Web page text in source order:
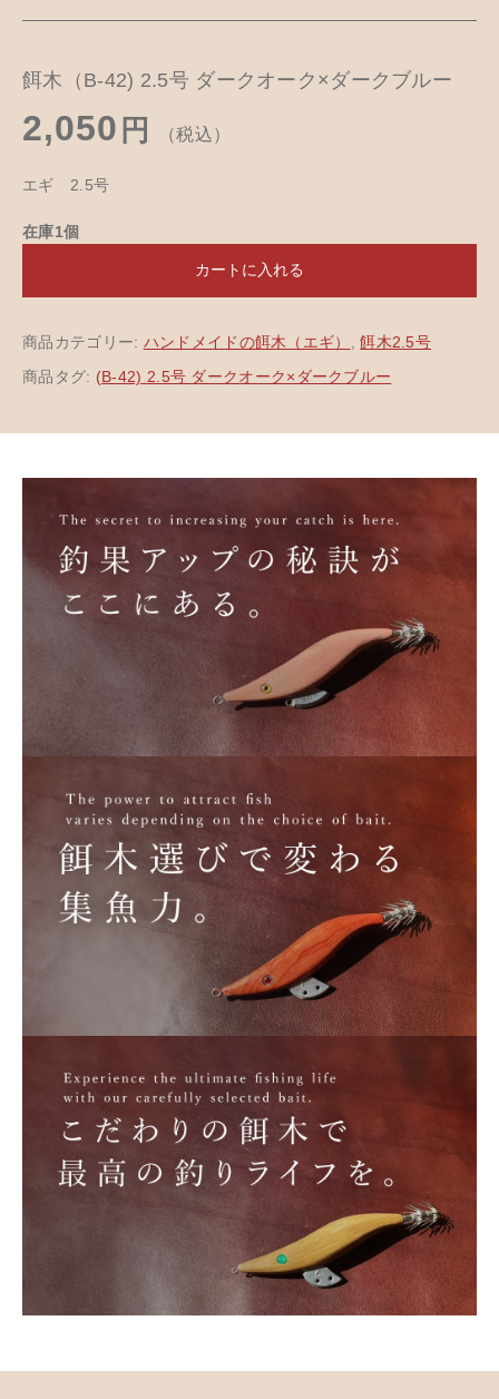
餌木（B-42) 2.5号 ダークオーク×ダークブルー
2,050 円 （税込）
エギ 2.5号
在庫1個
カートに入れる
商品カテゴリー: ハンドメイドの餌木（エギ） ,餌木2.5号
商品タグ: (B-42) 2.5号 ダークオーク×ダークブルー